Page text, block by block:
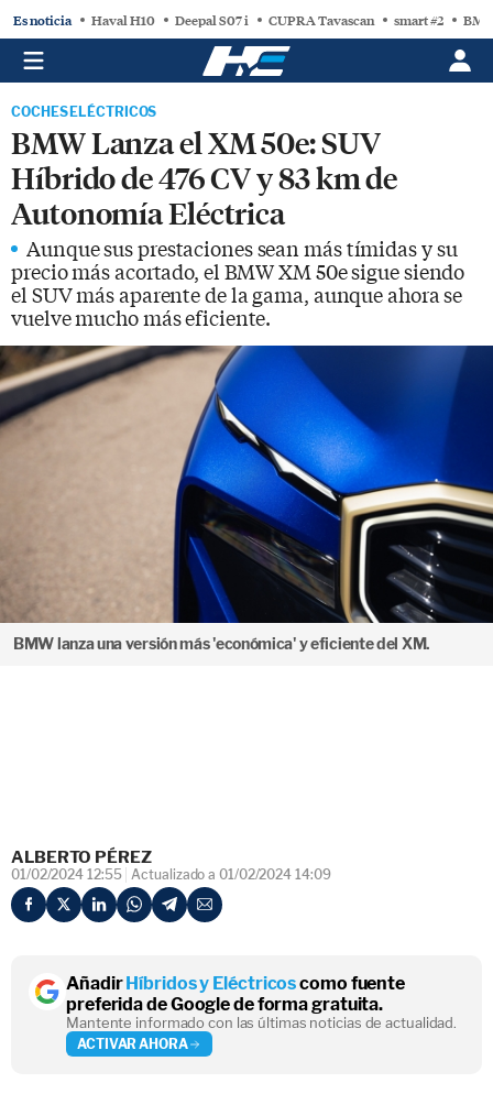
Es noticia Haval H10 Deepal S07 i CUPRA Tavascan smart #2
COCHES ELÉCTRICOS
BMW Lanza el XM 50e: SUV
Híbrido de 476 CV y 83 km de
Autonomía Eléctrica
Aunque sus prestaciones sean más tímidas y su
precio más acortado, el BMW XM 50e sigue siendo
el SUV más aparente de la gama, aunque ahora se
vuelve mucho más eficiente.
BMW lanza una versión más 'económica' y eficiente del XM.
ALBERTO PÉREZ
01/02/2024 12:55 Actualizado a 01/02/2024 14:09
AñadirHíbridos y Eléctricoscomo fuente
preferida de Google de forma gratuita.
Mantente informado con las últimas noticias de actualidad.
ACTIVAR AHORA